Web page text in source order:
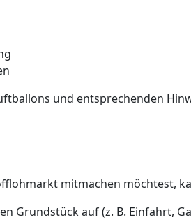
und entsprechenden
mitmachen möchtest,
Grundstück auf (z. B. Einfahrt,